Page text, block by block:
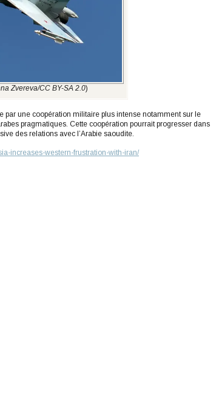
Zvereva/CC BY-SA 2.0)
par une coopération militaire plus intense notamment sur le
pragmatiques. Cette coopération pourrait progresser dans
des relations avec l’Arabie saoudite.
increases-western-frustration-with-iran/